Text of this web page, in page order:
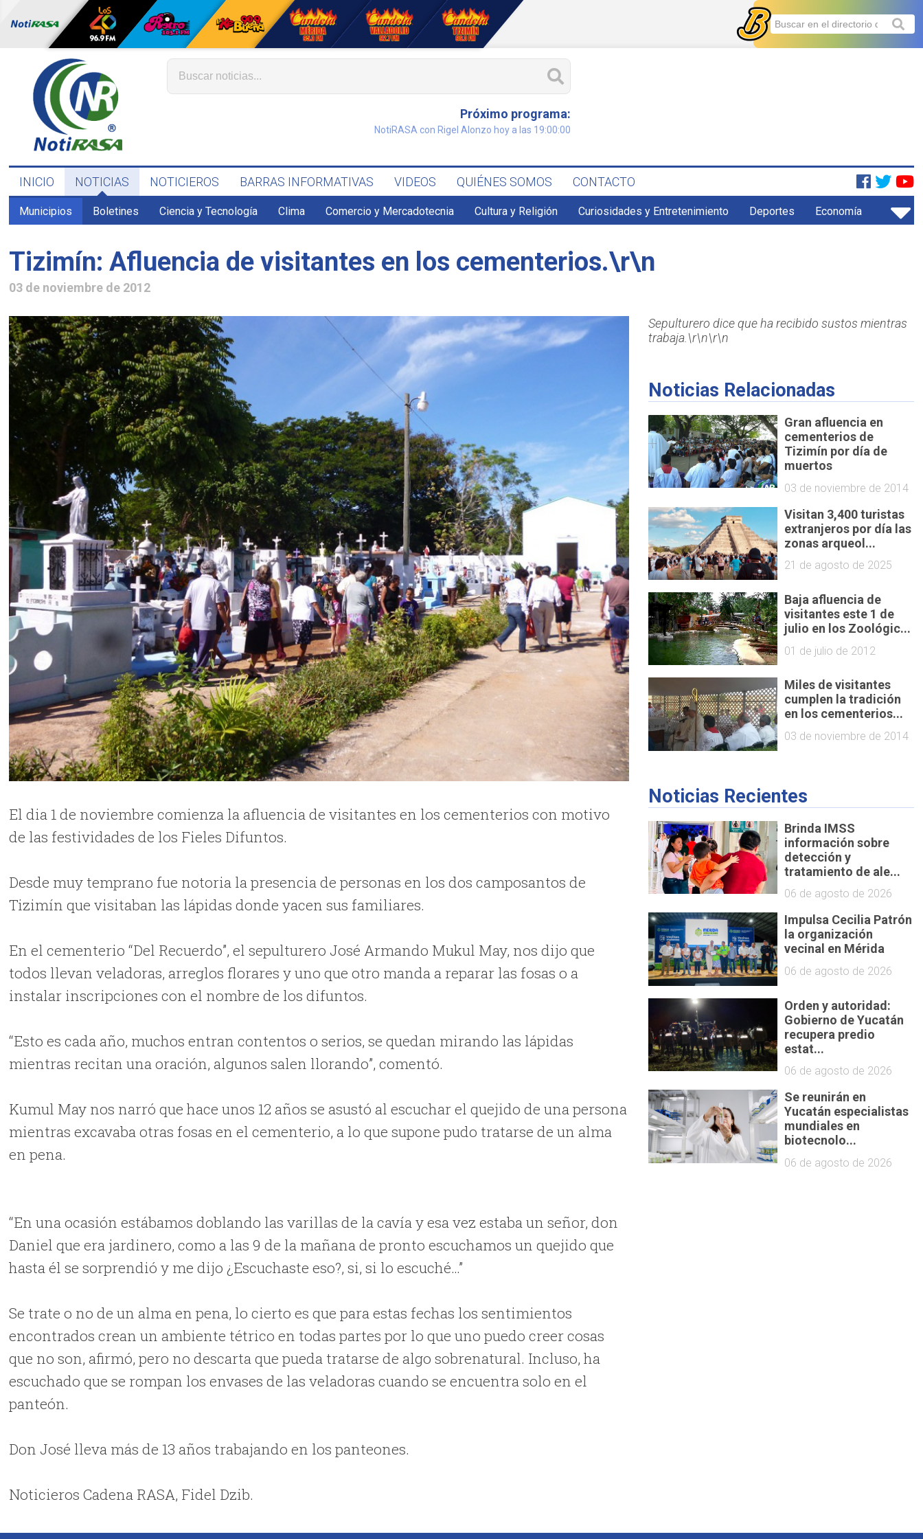
Próximo programa:
NotiRASA con Rigel Alonzo hoy a las 19:00:00
INICIO NOTICIAS NOTICIEROS BARRAS INFORMATIVAS VIDEOS QUIÉNES SOMOS CONTACTO
Municipios Boletines Ciencia y Tecnología Clima Comercio y Mercadotecnia Cultura y Religión Curiosidades y Entretenimiento Deportes Economía
Tizimín: Afluencia de visitantes en los cementerios.\r\n
03 de noviembre de 2012
El dia 1 de noviembre comienza la afluencia de visitantes en los cementerios con motivo
de las festividades de los Fieles Difuntos.
Desde muy temprano fue notoria la presencia de personas en los dos camposantos de
Tizimín que visitaban las lápidas donde yacen sus familiares.
En el cementerio “Del Recuerdo”, el sepulturero José Armando Mukul May, nos dijo que
todos llevan veladoras, arreglos florares y uno que otro manda a reparar las fosas o a
instalar inscripciones con el nombre de los difuntos.
“Esto es cada año, muchos entran contentos o serios, se quedan mirando las lápidas
mientras recitan una oración, algunos salen llorando”, comentó.
Kumul May nos narró que hace unos 12 años se asustó al escuchar el quejido de una persona
mientras excavaba otras fosas en el cementerio, a lo que supone pudo tratarse de un alma
en pena.
“En una ocasión estábamos doblando las varillas de la cavía y esa vez estaba un señor, don
Daniel que era jardinero, como a las 9 de la mañana de pronto escuchamos un quejido que
hasta él se sorprendió y me dijo ¿Escuchaste eso?, si, si lo escuché…”
Se trate o no de un alma en pena, lo cierto es que para estas fechas los sentimientos
encontrados crean un ambiente tétrico en todas partes por lo que uno puedo creer cosas
que no son, afirmó, pero no descarta que pueda tratarse de algo sobrenatural. Incluso, ha
escuchado que se rompan los envases de las veladoras cuando se encuentra solo en el
panteón.
Don José lleva más de 13 años trabajando en los panteones.
Noticieros Cadena RASA, Fidel Dzib.
Sepulturero dice que ha recibido sustos mientras
trabaja.\r\n\r\n
Noticias Relacionadas
Gran afluencia en
cementerios de
Tizimín por día de
muertos
03 de noviembre de 2014
Visitan 3,400 turistas
extranjeros por día las
zonas arqueol...
21 de agosto de 2025
Baja afluencia de
visitantes este 1 de
julio en los Zoológic...
01 de julio de 2012
Miles de visitantes
cumplen la tradición
en los cementerios...
03 de noviembre de 2014
Noticias Recientes
Brinda IMSS
información sobre
detección y
tratamiento de ale...
06 de agosto de 2026
Impulsa Cecilia Patrón
la organización
vecinal en Mérida
06 de agosto de 2026
Orden y autoridad:
Gobierno de Yucatán
recupera predio
estat...
06 de agosto de 2026
Se reunirán en
Yucatán especialistas
mundiales en
biotecnolo...
06 de agosto de 2026